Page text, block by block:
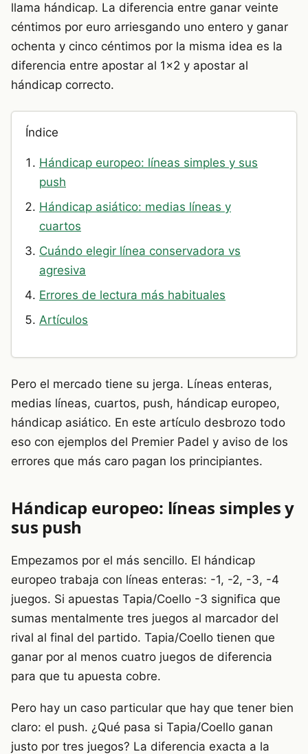
llama hándicap. La diferencia entre ganar veinte
céntimos por euro arriesgando uno entero y ganar
ochenta y cinco céntimos por la misma idea es la
diferencia entre apostar al 1×2 y apostar al
hándicap correcto.
Índice
Hándicap europeo: líneas simples y sus
push
Hándicap asiático: medias líneas y
cuartos
Cuándo elegir línea conservadora vs
agresiva
Errores de lectura más habituales
Artículos
Pero el mercado tiene su jerga. Líneas enteras,
medias líneas, cuartos, push, hándicap europeo,
hándicap asiático. En este artículo desbrozo todo
eso con ejemplos del Premier Padel y aviso de los
errores que más caro pagan los principiantes.
Hándicap europeo: líneas simples y
sus push
Empezamos por el más sencillo. El hándicap
europeo trabaja con líneas enteras: -1, -2, -3, -4
juegos. Si apuestas Tapia/Coello -3 significa que
sumas mentalmente tres juegos al marcador del
rival al final del partido. Tapia/Coello tienen que
ganar por al menos cuatro juegos de diferencia
para que tu apuesta cobre.
Pero hay un caso particular que hay que tener bien
claro: el push. ¿Qué pasa si Tapia/Coello ganan
justo por tres juegos? La diferencia exacta a la